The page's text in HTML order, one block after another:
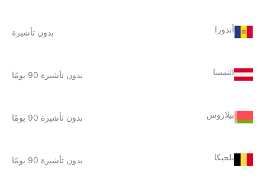
أندورا بدون تأشيرة
النمسا بدون تأشيرة 90 يومًا
بيلاروس بدون تأشيرة 90 يومًا
بلجيكا بدون تأشيرة 90 يومًا